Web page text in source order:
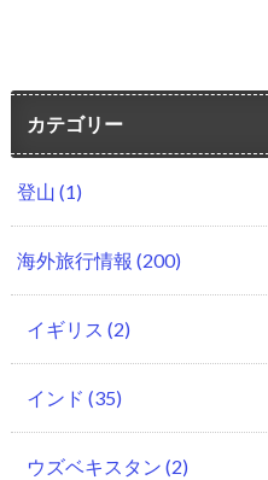
カテゴリー
登山 (1)
海外旅行情報 (200)
イギリス (2)
インド (35)
ウズベキスタン (2)